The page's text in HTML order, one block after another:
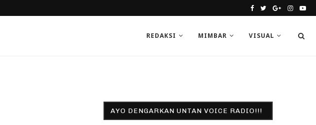
REDAKSI MIMBAR VISUAL
AYO DENGARKAN UNTAN VOICE RADIO!!!